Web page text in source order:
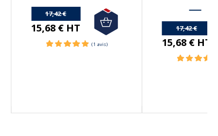
17,42 €
15,68 € HT 17,42 €
15,68 € HT